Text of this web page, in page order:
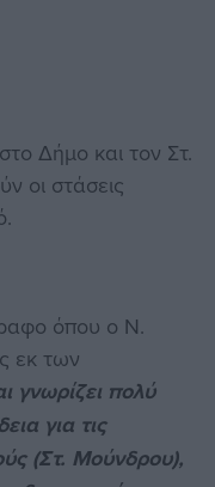
Δήμο και τον Στ.
οι στάσεις
όπου ο Ν.
εκ των
γνωρίζει πολύ
για τις
(Στ. Μούνδρου),